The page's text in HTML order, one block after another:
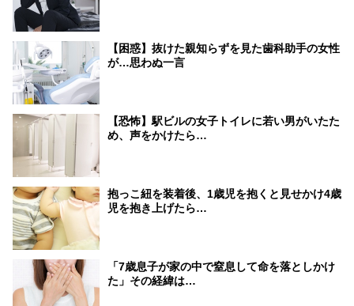
【困惑】抜けた親知らずを見た歯科助手の女性
が…思わぬ一言
【恐怖】駅ビルの女子トイレに若い男がいたた
め、声をかけたら…
抱っこ紐を装着後、1歳児を抱くと見せかけ4歳
児を抱き上げたら…
「7歳息子が家の中で窒息して命を落としかけ
た」その経緯は…